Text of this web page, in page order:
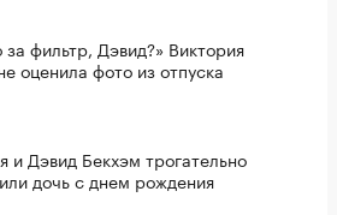
за фильтр, Дэвид?» Виктория
оценила фото из отпуска
и Дэвид Бекхэм трогательно
дочь с днем рождения